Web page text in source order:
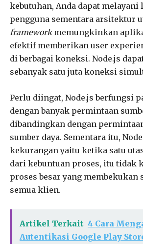
kebutuhan, Anda dapat melayani
pengguna sementara arsitektur
frameworkmemungkinkan
efektif memberikan user
di berbagai koneksi. Node.js
sebanyak satu juta koneksi
Perlu diingat, Node.js berfungsi
dengan banyak permintaan
dibandingkan dengan
sumber daya. Sementara itu,
kekurangan yaitu ketika satu
dari kebuntuan proses, itu tidak
proses besar yang membekukan
semua klien.
Artikel Terkait 4 Cara
Autentikasi Google Play